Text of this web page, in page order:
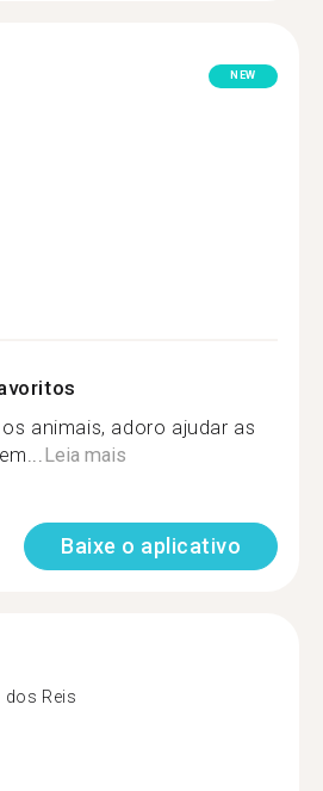
NEW
animais, adoro ajudar as
Leia mais
Baixe o aplicativo
dos Reis